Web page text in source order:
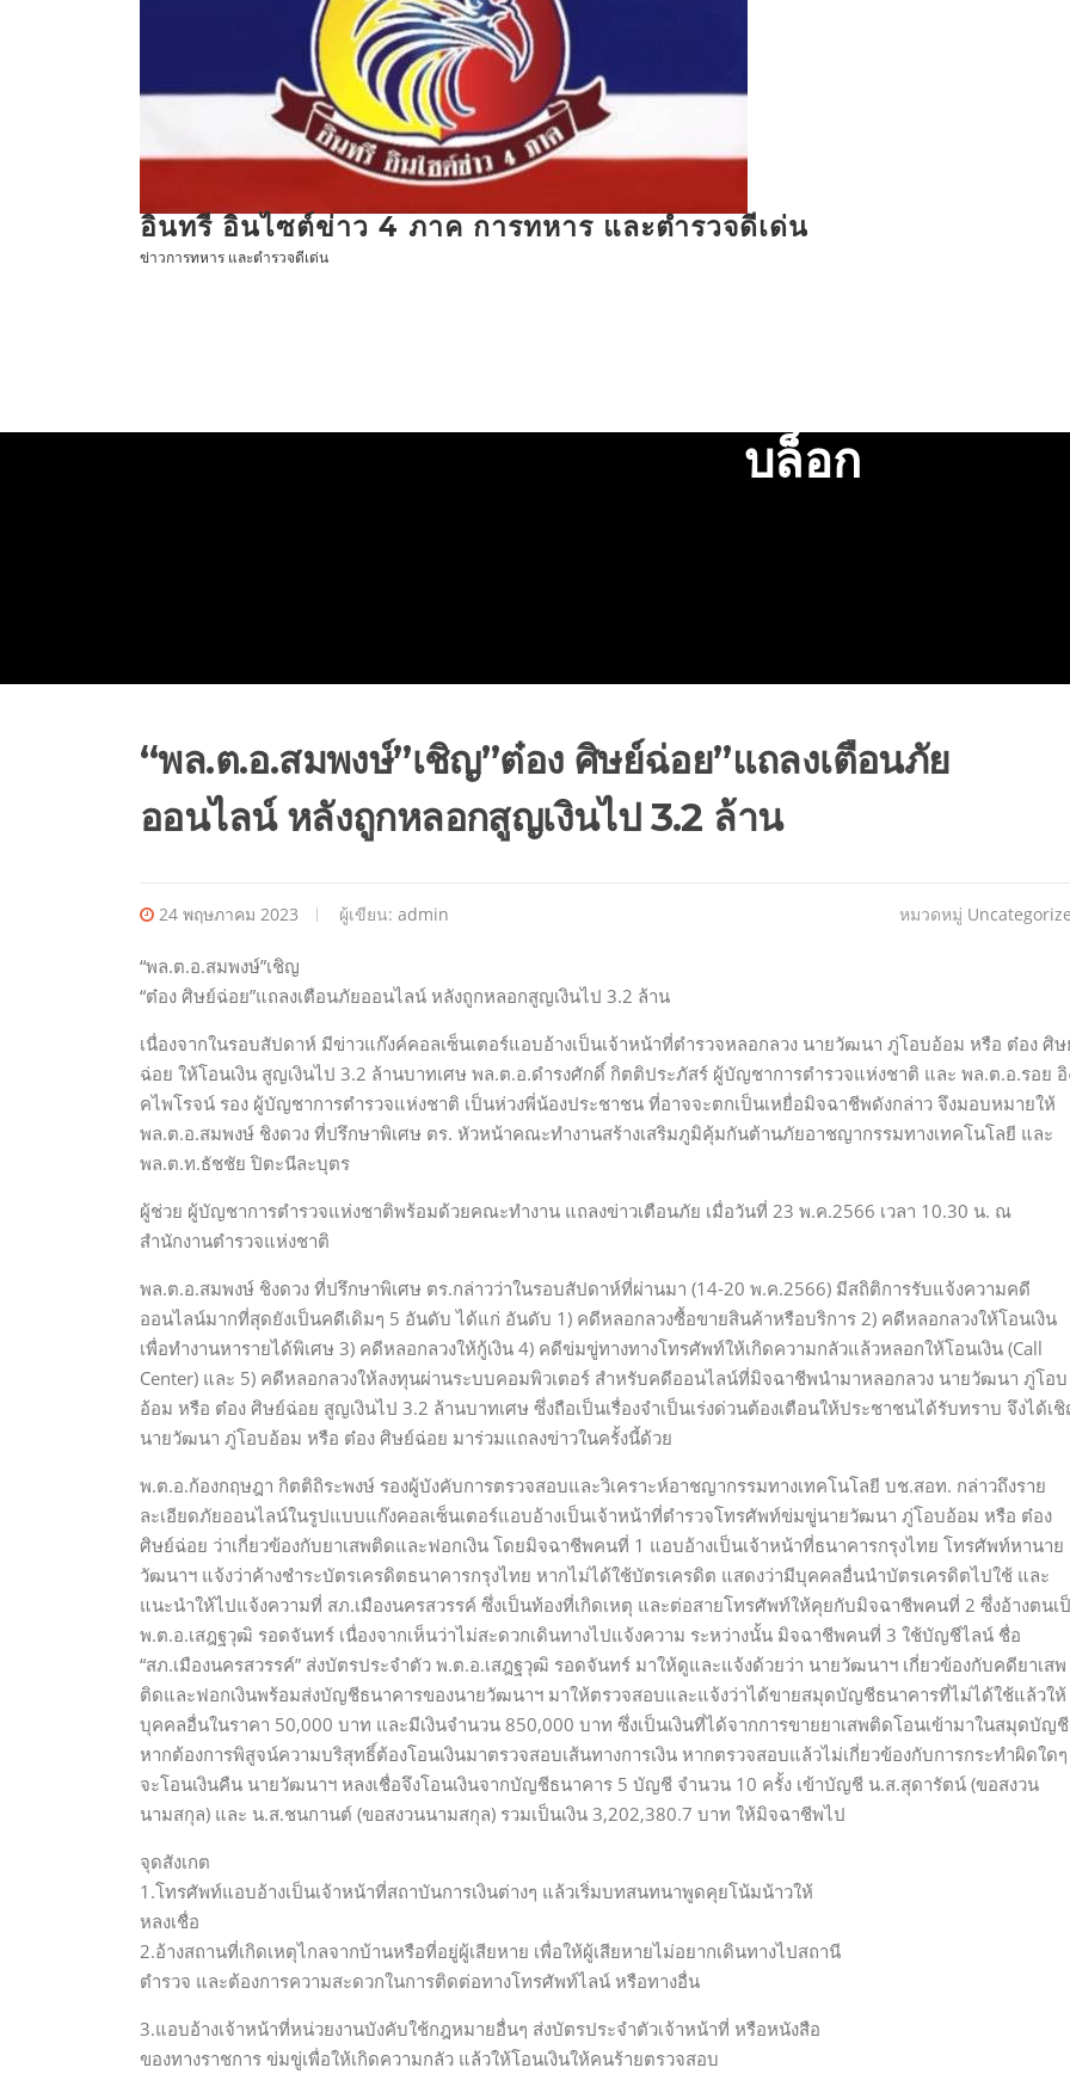
อินทรี อินไซต์ข่าว 4 ภาค การทหาร และตำรวจดีเด่น
ข่าวการทหาร และตำรวจดีเด่น
บล็อก
“พล.ต.อ.สมพงษ์”เชิญ”ต๋อง ศิษย์ฉ่อย”แถลงเตือนภัย
ออนไลน์ หลังถูกหลอกสูญเงินไป 3.2 ล้าน
24 พฤษภาคม 2023 ผู้เขียน: admin หมวดหมู่
“พล.ต.อ.สมพงษ์”เชิญ
“ต๋อง ศิษย์ฉ่อย”แถลงเตือนภัยออนไลน์ หลังถูกหลอกสูญเงินไป 3.2 ล้าน
เนื่องจากในรอบสัปดาห์ มีข่าวแก๊งค์คอลเซ็นเตอร์แอบอ้างเป็นเจ้าหน้าที่ตำรวจหลอกลวง นายวัฒนา ภู่โอบอ้อม หรือ ต๋อง ศิ
ฉ่อย ให้โอนเงิน สูญเงินไป 3.2 ล้านบาทเศษ พล.ต.อ.ดำรงศักดิ์ กิตติประภัสร์ ผู้บัญชาการตำรวจแห่งชาติ และ พล.ต.อ.รอย อิ
คไพโรจน์ รอง ผู้บัญชาการตำรวจแห่งชาติ เป็นห่วงพี่น้องประชาชน ที่อาจจะตกเป็นเหยื่อมิจฉาชีพดังกล่าว จึงมอบหมายให้
พล.ต.อ.สมพงษ์ ชิงดวง ที่ปรึกษาพิเศษ ตร. หัวหน้าคณะทำงานสร้างเสริมภูมิคุ้มกันต้านภัยอาชญากรรมทางเทคโนโลยี และ
พล.ต.ท.ธัชชัย ปิตะนีละบุตร
ผู้ช่วย ผู้บัญชาการตำรวจแห่งชาติพร้อมด้วยคณะทำงาน แถลงข่าวเตือนภัย เมื่อวันที่ 23 พ.ค.2566 เวลา 10.30 น. ณ
สำนักงานตำรวจแห่งชาติ
พล.ต.อ.สมพงษ์ ชิงดวง ที่ปรึกษาพิเศษ ตร.กล่าวว่าในรอบสัปดาห์ที่ผ่านมา (14-20 พ.ค.2566) มีสถิติการรับแจ้งความคดี
ออนไลน์มากที่สุดยังเป็นคดีเดิมๆ 5 อันดับ ได้แก่ อันดับ 1) คดีหลอกลวงซื้อขายสินค้าหรือบริการ 2) คดีหลอกลวงให้โอนเงิน
เพื่อทำงานหารายได้พิเศษ 3) คดีหลอกลวงให้กู้เงิน 4) คดีข่มขู่ทางทางโทรศัพท์ให้เกิดความกลัวแล้วหลอกให้โอนเงิน (Call
Center) และ 5) คดีหลอกลวงให้ลงทุนผ่านระบบคอมพิวเตอร์ สำหรับคดีออนไลน์ที่มิจฉาชีพนำมาหลอกลวง นายวัฒนา ภู่โอบ
อ้อม หรือ ต๋อง ศิษย์ฉ่อย สูญเงินไป 3.2 ล้านบาทเศษ ซึ่งถือเป็นเรื่องจำเป็นเร่งด่วนต้องเตือนให้ประชาชนได้รับทราบ จึงได้เ
นายวัฒนา ภู่โอบอ้อม หรือ ต๋อง ศิษย์ฉ่อย มาร่วมแถลงข่าวในครั้งนี้ด้วย
พ.ต.อ.ก้องกฤษฎา กิตติถิระพงษ์ รองผู้บังคับการตรวจสอบและวิเคราะห์อาชญากรรมทางเทคโนโลยี บช.สอท. กล่าวถึงราย
ละเอียดภัยออนไลน์ในรูปแบบแก๊งคอลเซ็นเตอร์แอบอ้างเป็นเจ้าหน้าที่ตำรวจโทรศัพท์ข่มขู่นายวัฒนา ภู่โอบอ้อม หรือ ต๋อง
ศิษย์ฉ่อย ว่าเกี่ยวข้องกับยาเสพติดและฟอกเงิน โดยมิจฉาชีพคนที่ 1 แอบอ้างเป็นเจ้าหน้าที่ธนาคารกรุงไทย โทรศัพท์หานาย
วัฒนาฯ แจ้งว่าค้างชำระบัตรเครดิตธนาคารกรุงไทย หากไม่ได้ใช้บัตรเครดิต แสดงว่ามีบุคคลอื่นนำบัตรเครดิตไปใช้ และ
แนะนำให้ไปแจ้งความที่ สภ.เมืองนครสวรรค์ ซึ่งเป็นท้องที่เกิดเหตุ และต่อสายโทรศัพท์ให้คุยกับมิจฉาชีพคนที่ 2 ซึ่งอ้างตนเ
พ.ต.อ.เสฎฐวุฒิ รอดจันทร์ เนื่องจากเห็นว่าไม่สะดวกเดินทางไปแจ้งความ ระหว่างนั้น มิจฉาชีพคนที่ 3 ใช้บัญชีไลน์ ชื่อ
“สภ.เมืองนครสวรรค์” ส่งบัตรประจำตัว พ.ต.อ.เสฎฐวุฒิ รอดจันทร์ มาให้ดูและแจ้งด้วยว่า นายวัฒนาฯ เกี่ยวข้องกับคดียาเสพ
ติดและฟอกเงินพร้อมส่งบัญชีธนาคารของนายวัฒนาฯ มาให้ตรวจสอบและแจ้งว่าได้ขายสมุดบัญชีธนาคารที่ไม่ได้ใช้แล้วให้
บุคคลอื่นในราคา 50,000 บาท และมีเงินจำนวน 850,000 บาท ซึ่งเป็นเงินที่ได้จากการขายยาเสพติดโอนเข้ามาในสมุดบัญชี
หากต้องการพิสูจน์ความบริสุทธิ์ต้องโอนเงินมาตรวจสอบเส้นทางการเงิน หากตรวจสอบแล้วไม่เกี่ยวข้องกับการกระทำผิดใดๆ
จะโอนเงินคืน นายวัฒนาฯ หลงเชื่อจึงโอนเงินจากบัญชีธนาคาร 5 บัญชี จำนวน 10 ครั้ง เข้าบัญชี น.ส.สุดารัตน์ (ขอสงวน
นามสกุล) และ น.ส.ชนกานต์ (ขอสงวนนามสกุล) รวมเป็นเงิน 3,202,380.7 บาท ให้มิจฉาชีพไป
จุดสังเกต
1.โทรศัพท์แอบอ้างเป็นเจ้าหน้าที่สถาบันการเงินต่างๆ แล้วเริ่มบทสนทนาพูดคุยโน้มน้าวให้
หลงเชื่อ
2.อ้างสถานที่เกิดเหตุไกลจากบ้านหรือที่อยู่ผู้เสียหาย เพื่อให้ผู้เสียหายไม่อยากเดินทางไปสถานี
ตำรวจ และต้องการความสะดวกในการติดต่อทางโทรศัพท์ไลน์ หรือทางอื่น
3.แอบอ้างเจ้าหน้าที่หน่วยงานบังคับใช้กฎหมายอื่นๆ ส่งบัตรประจำตัวเจ้าหน้าที่ หรือหนังสือ
ของทางราชการ ข่มขู่เพื่อให้เกิดความกลัว แล้วให้โอนเงินให้คนร้ายตรวจสอบ